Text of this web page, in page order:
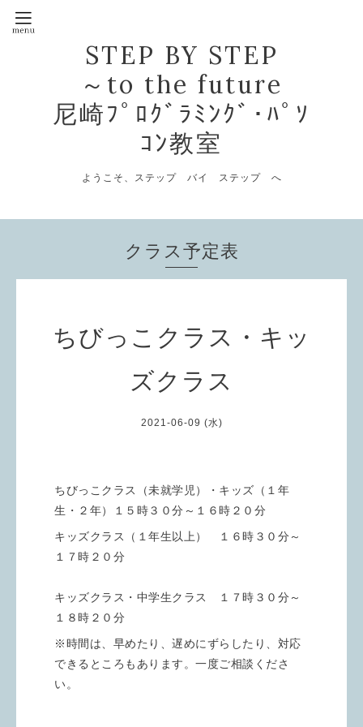
STEP BY STEP
～to the future
尼崎ﾌﾟﾛｸﾞﾗﾐﾝｸﾞ･ﾊﾟｿ
ｺﾝ教室
ようこそ、ステップ バイ ステップ へ
クラス予定表
ちびっこクラス・キッ
ズクラス
2021-06-09 (水)
ちびっこクラス（未就学児）・キッズ（１年
生・２年）１５時３０分～１６時２０分
キッズクラス（１年生以上） １６時３０分～
１７時２０分
キッズクラス・中学生クラス １７時３０分～
１８時２０分
※時間は、早めたり、遅めにずらしたり、対応
できるところもあります。一度ご相談くださ
い。